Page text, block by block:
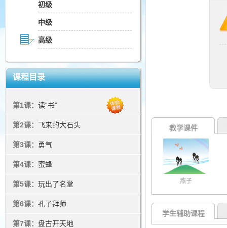
初级
中级
高级
课程目录
第1课： 读“书”
第2课： 飞来的大石头
第3课： 勇气
第4课： 蜜蜂
第5课： 玩出了名堂
第6课： 孔子拜师
第7课： 盘古开天地
教学课件
燕子
学生辅助课程